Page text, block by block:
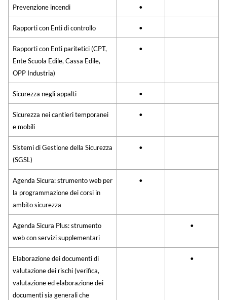
Prevenzione incendi •
Rapporti con Enti di controllo •
Rapporti con Enti paritetici (CPT,
Ente Scuola Edile, Cassa Edile,
OPP Industria)
•
Sicurezza negli appalti •
Sicurezza nei cantieri temporanei
e mobili
•
Sistemi di Gestione della Sicurezza
(SGSL)
•
Agenda Sicura: strumento web per
la programmazione dei corsi in
ambito sicurezza
•
Agenda Sicura Plus: strumento
web con servizi supplementari
•
Elaborazione dei documenti di
valutazione dei rischi (verifica,
valutazione ed elaborazione dei
documenti sia generali che
•